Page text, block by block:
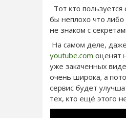
Тот кто пользуется
бы неплохо что либо
не знаком с
На самом деле,
youtube.com оценят
уже закаченных
очень широка, а
сервис будет
тех, кто ещё этого